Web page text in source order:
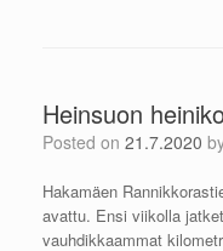
Heinsuon
Posted on 21.7.2020
Hakamäen
avattu. Ensi viikolla
vauhdikkaammat